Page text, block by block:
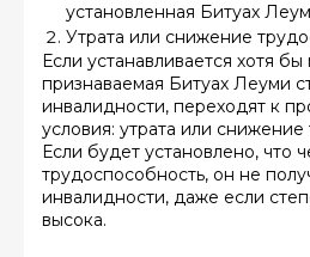
установленная Битуах
Утрата или снижение
Если устанавливается хотя
признаваемая Битуах Леуми
инвалидности, переходят к
условия: утрата или
Если будет установлено, что
трудоспособность, он не
инвалидности, даже если
высока.